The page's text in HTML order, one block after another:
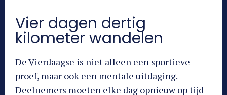
Vier dagen dertig
kilometer wandelen
De Vierdaagse is niet alleen een sportieve
proef, maar ook een mentale uitdaging.
Deelnemers moeten elke dag opnieuw op tijd